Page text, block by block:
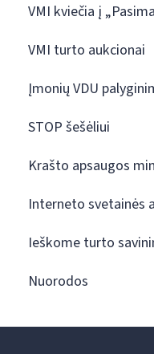
VMI kviečia į
VMI turto aukcionai
Įmonių VDU
STOP šešėliui
Krašto apsaugos
Interneto svetainės
Ieškome turto
Nuorodos